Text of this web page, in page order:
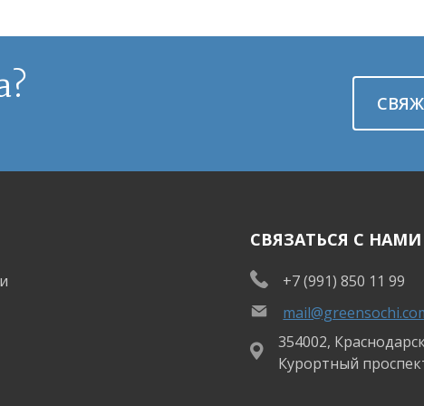
СВЯЗАТЬСЯ С НАМИ
+7 (991) 850 11 99
354002,
Курортный